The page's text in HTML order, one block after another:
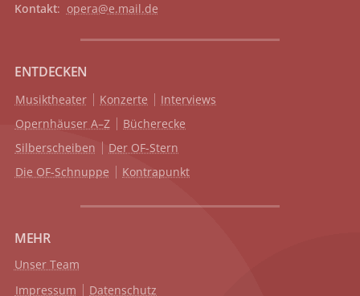
Kontakt: opera@e.mail.de
ENTDECKEN
Musiktheater Konzerte
Interviews
Opernhäuser A–Z
Bücherecke
Silberscheiben
Der OF-Stern
Die OF-Schnuppe
Kontrapunkt
MEHR
Unser Team
Impressum
Datenschutz